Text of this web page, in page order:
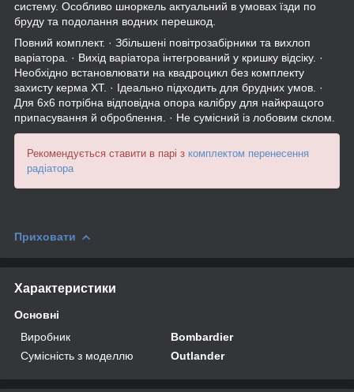
систему. Особливо шноркель актуальний в умовах їзди по
бруду та подолання водних перешкод.
Повний комплект. · Збільшені повітрозабірники та вихлоп
варіатора. · Вихід варіатора інтегрований у кришку відсіку. ·
Необхідно встановлювати на квадроцикл без комплекту
захисту керма XT. · Ідеально підходить для брудних умов. ·
Для 6x6 потрібна відповідна опора калібру для найкращого
припасування й оброблення. · Не сумісний із лобовим склом.
Рекомендується ставити в парі з комплектом перенесення
радіатора
Приховати
Характеристики
Основні
Виробник
Bombardier
Сумісність з моделлю
Outlander